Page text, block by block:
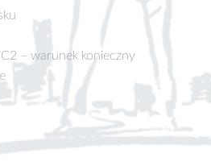
– warunek konieczny